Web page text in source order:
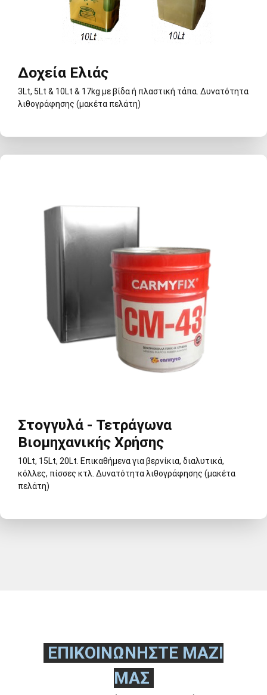
Δοχεία Ελιάς
Δοχεία Ελιάς
3Lt, 5Lt & 10Lt & 17kg με βίδα ή πλαστική τάπα. Δυνατότητα
λιθογράφησης (μακέτα πελάτη)
Στογγυλά - Τετράγωνα Βιομηχανικής Χρήσης
Στογγυλά - Τετράγωνα
Βιομηχανικής Χρήσης
10Lt, 15Lt, 20Lt. Επικαθήμενα για βερνίκια, διαλυτικά,
κόλλες, πίσσες κτλ. Δυνατότητα λιθογράφησης (μακέτα
πελάτη)
ΕΠΙΚΟΙΝΩΝΗΣΤΕ ΜΑΖΙ
ΜΑΣ